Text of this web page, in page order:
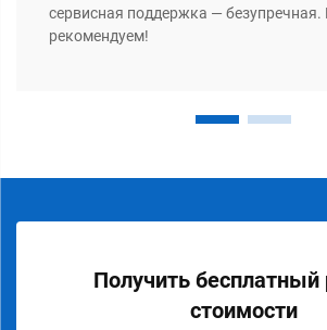
сервисная поддержка — безупречная.
рекомендуем!
Получить бесплатный
стоимости